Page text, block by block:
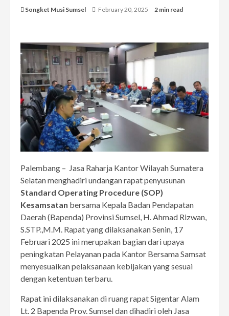
Songket Musi Sumsel February 20, 2025 2 min read
Palembang – Jasa Raharja Kantor Wilayah Sumatera
Selatan menghadiri undangan rapat penyusunan
Standard Operating Procedure (SOP)
Kesamsatan bersama Kepala Badan Pendapatan
Daerah (Bapenda) Provinsi Sumsel, H. Ahmad Rizwan,
S.STP.,M.M. Rapat yang dilaksanakan Senin, 17
Februari 2025 ini merupakan bagian dari upaya
peningkatan Pelayanan pada Kantor Bersama Samsat
menyesuaikan pelaksanaan kebijakan yang sesuai
dengan ketentuan terbaru.
Rapat ini dilaksanakan di ruang rapat Sigentar Alam
Lt. 2 Bapenda Prov. Sumsel dan dihadiri oleh Jasa